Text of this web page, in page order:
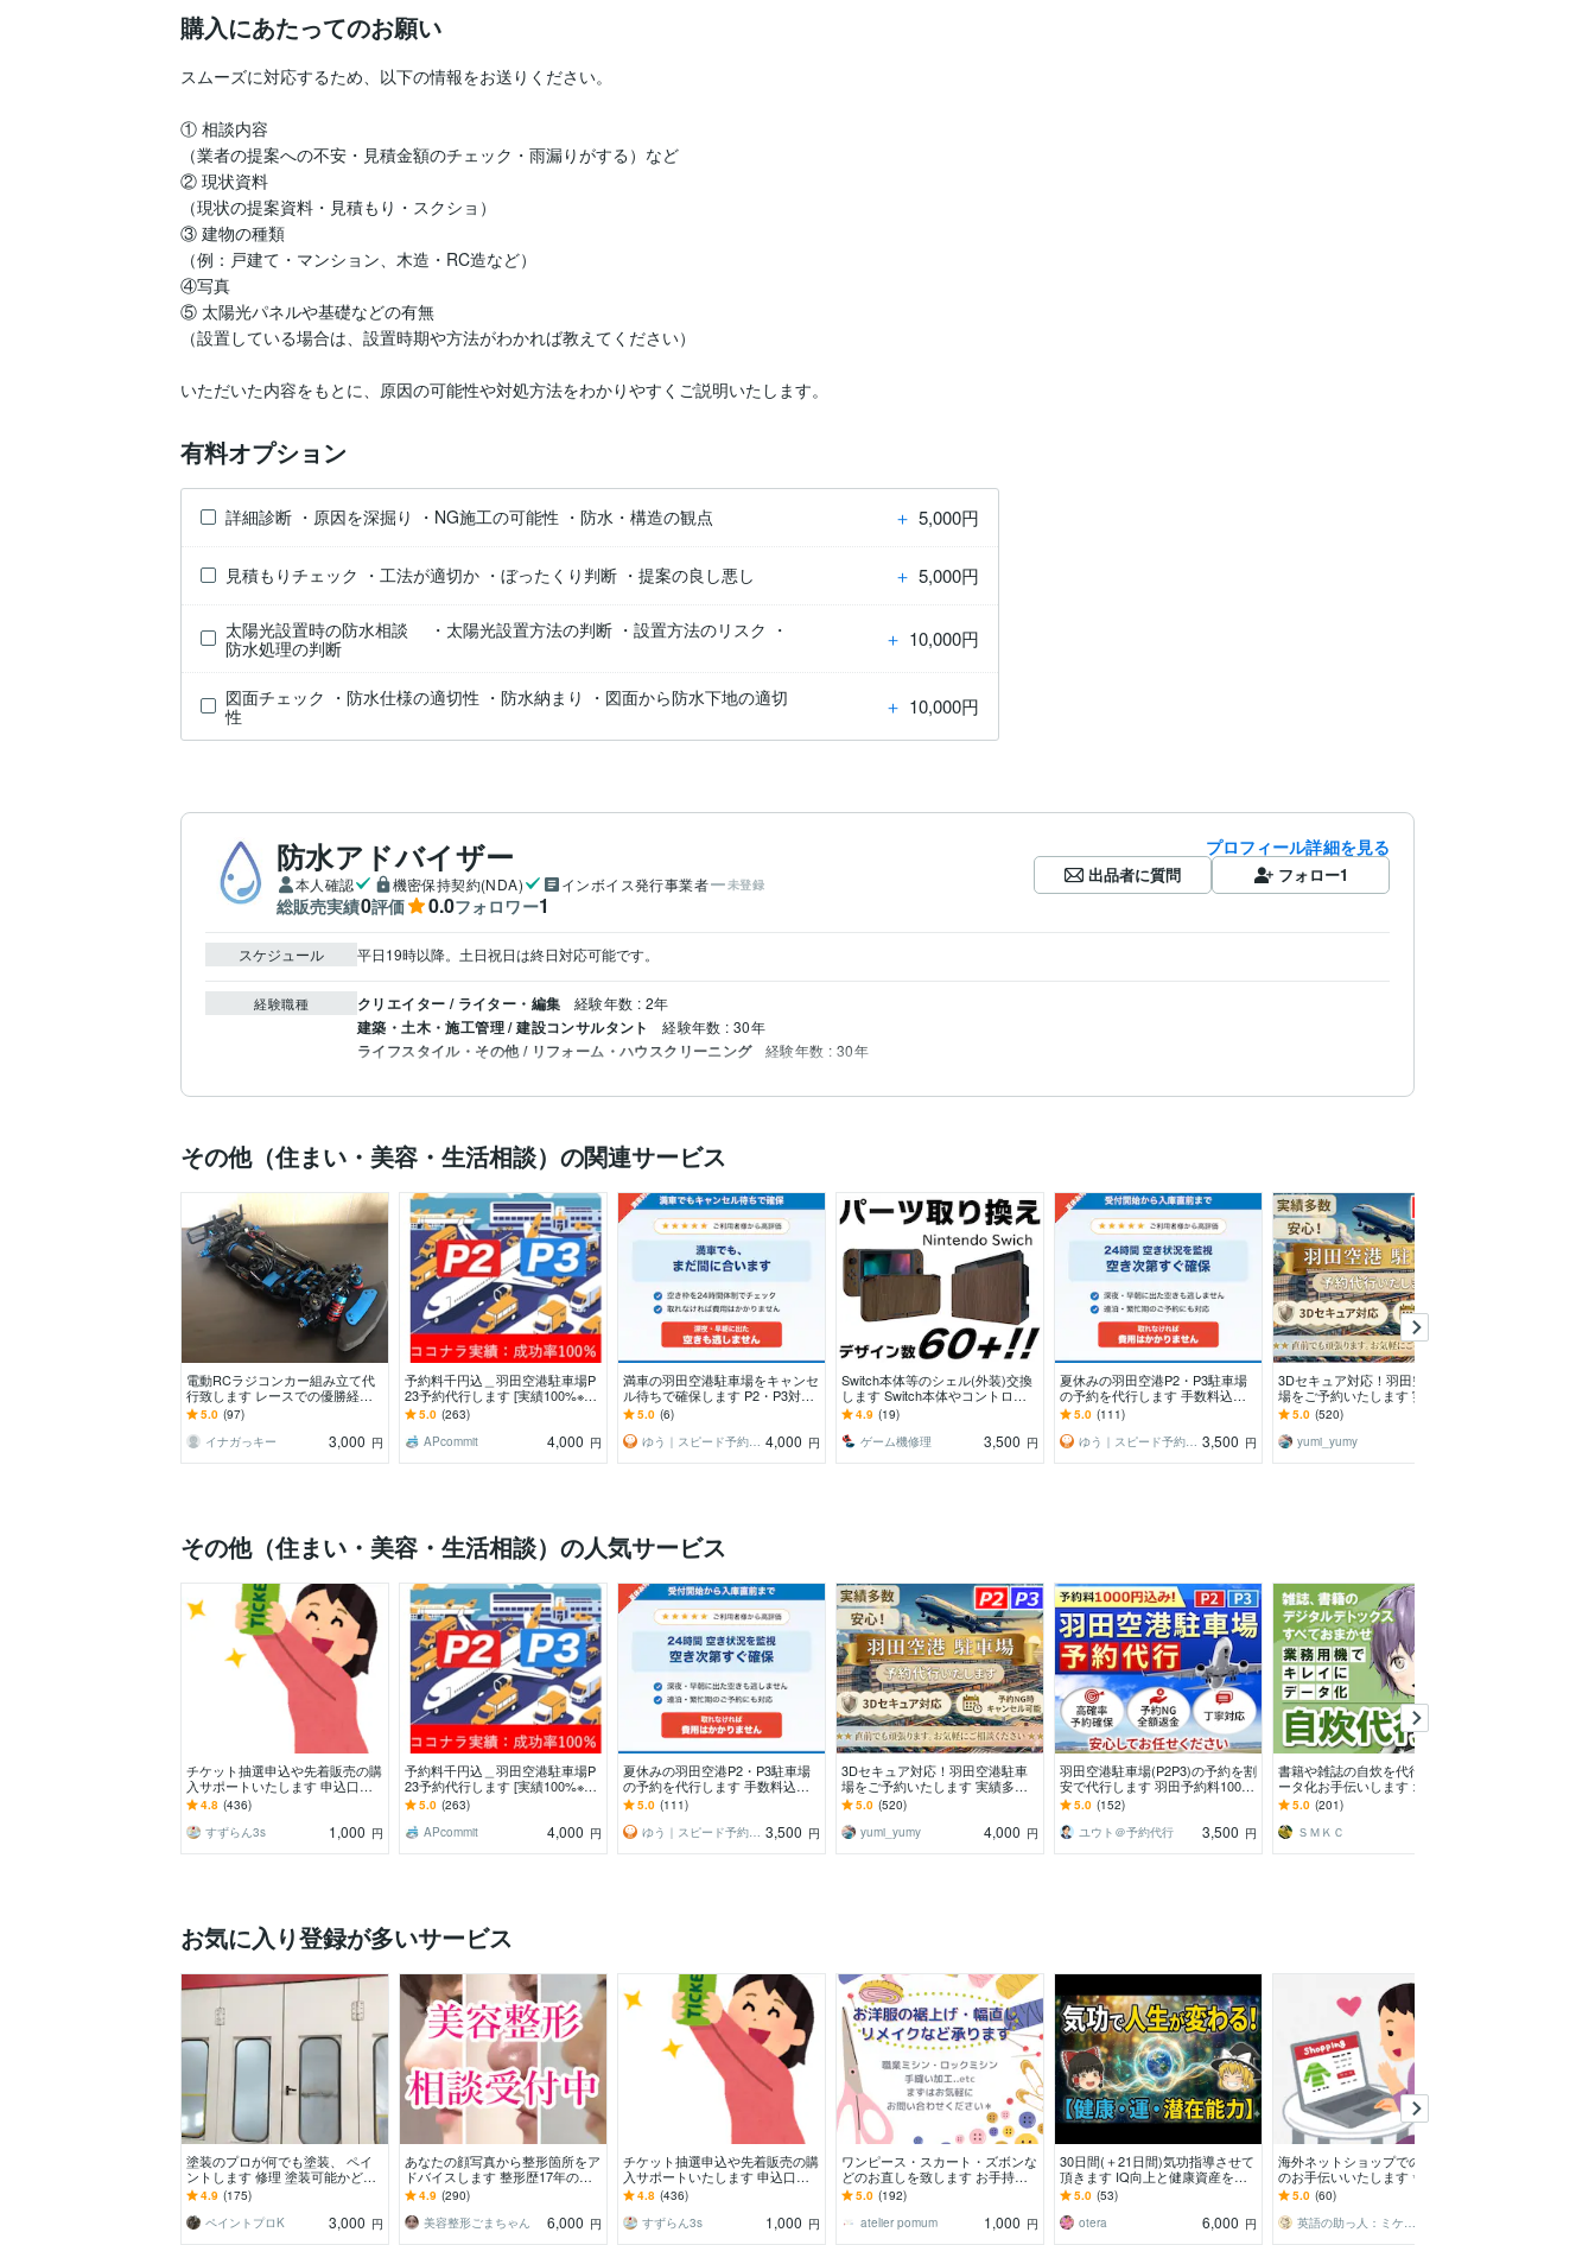
購入にあたってのお願い
スムーズに対応するため、以下の情報をお送りください。
① 相談内容
（業者の提案への不安・見積金額のチェック・雨漏りがする）など
② 現状資料
（現状の提案資料・見積もり・スクショ）
③ 建物の種類
（例：戸建て・マンション、木造・RC造など）
④写真
⑤ 太陽光パネルや基礎などの有無
（設置している場合は、設置時期や方法がわかれば教えてください）
いただいた内容をもとに、原因の可能性や対処方法をわかりやすくご説明いたします。
有料オプション
詳細診断 ・原因を深掘り ・NG施工の可能性 ・防水・構造の観点 ＋ 5,000円
見積もりチェック ・工法が適切か ・ぼったくり判断 ・提案の良し悪し ＋ 5,000円
太陽光設置時の防水相談 ・太陽光設置方法の判断 ・設置方法のリスク ・
防水処理の判断
＋ 10,000円
図面チェック ・防水仕様の適切性 ・防水納まり ・図面から防水下地の適切
性
＋ 10,000円
防水アドバイザー
本人確認 機密保持契約(NDA) インボイス発行事業者 未登録
総販売実績0評価 0.0フォロワー1
プロフィール詳細を見る
出品者に質問 フォロー1
スケジュール 平日19時以降。土日祝日は終日対応可能です。
経験職種 クリエイター / ライター・編集 経験年数 : 2年
建築・土木・施工管理 / 建設コンサルタント 経験年数 : 30年
ライフスタイル・その他 / リフォーム・ハウスクリーニング 経験年数 : 30年
その他（住まい・美容・生活相談）の関連サービス
電動RCラジコンカー組み立て代
行致します レースでの優勝経験
を活かして、まごころ込めて組み
立てます
5.0 (97)
イナガっキー
3,000 円
予約料千円込＿羽田空港駐車場P
23予約代行します [実績100%※の
成功率/1000円込！]評価を参照下
さい
5.0 (263)
APcommit
4,000 円
満車の羽田空港駐車場をキャンセ
ル待ちで確保します P2・P3対
応・手数料込み・取れなければ費
用不要
5.0 (6)
4,000 円
Switch本体等のシェル(外装)交換
します Switch本体やコントロー
ラの外装をおしゃれに
4.9 (19)
ゲーム機修理
3,500 円
夏休みの羽田空港P2・P3駐車場
の予約を代行します 手数料込
み・満車もキャンセル待ち対応
5.0 (111)
3,500 円
3Dセキュア対応！羽田空港駐車
場をご予約いたします 実績多
数！これまでトラブルゼロ！安
心・安全・丁寧。即購入OK
5.0 (520)
yumi_yumy
その他（住まい・美容・生活相談）の人気サービス
チケット抽選申込や先着販売の購
入サポートいたします 申込口数
の必要な方、チケ発が出来ない方
は是非ご連絡下さい。
4.8 (436)
すずらん3s
1,000 円
予約料千円込＿羽田空港駐車場P
23予約代行します [実績100%※の
成功率/1000円込！]評価を参照下
さい
5.0 (263)
APcommit
4,000 円
夏休みの羽田空港P2・P3駐車場
の予約を代行します 手数料込
み・満車もキャンセル待ち対応
5.0 (111)
3,500 円
3Dセキュア対応！羽田空港駐車
場をご予約いたします 実績多
数！これまでトラブルゼロ！安
心・安全・丁寧。即購入OK
5.0 (520)
yumi_yumy
4,000 円
羽田空港駐車場(P2P3)の予約を割
安で代行します 羽田予約料1000
円込！実績多数！キャンセル返
金！丁寧対応！
5.0 (152)
ユウト＠予約代行
3,500 円
書籍や雑誌の自炊を代行！本のデ
ータ化お手伝いします オプショ
ン無料対応、業務用断裁機とスキ
ャナでプロの仕上がり
5.0 (201)
ＳＭＫＣ
お気に入り登録が多いサービス
塗装のプロが何でも塗装、 ペイ
ントします 修理 塗装可能かどう
かまずはご相談下さい。
4.9 (175)
ペイントプロK
3,000 円
あなたの顔写真から整形箇所をア
ドバイスします 整形歴17年の経
験を活かし、丁寧にアドバイスし
ます
4.9 (290)
美容整形ごまちゃん
6,000 円
チケット抽選申込や先着販売の購
入サポートいたします 申込口数
の必要な方、チケ発が出来ない方
は是非ご連絡下さい。
4.8 (436)
すずらん3s
1,000 円
ワンピース・スカート・ズボンな
どのお直しを致します お手持ち
のお洋服の裾上げ・その他お直し
をいたします♪
5.0 (192)
atelier pomum
1,000 円
30日間(＋21日間)気功指導させて
頂きます ​IQ向上と健康資産を守
る。伝統気功が導く一生モノの習
慣
5.0 (53)
otera
6,000 円
海外ネットショップでのお買い物
のお手伝いいたします ✨最長120
日サポートいたします・輸入代行
ではありません！✨
5.0 (60)